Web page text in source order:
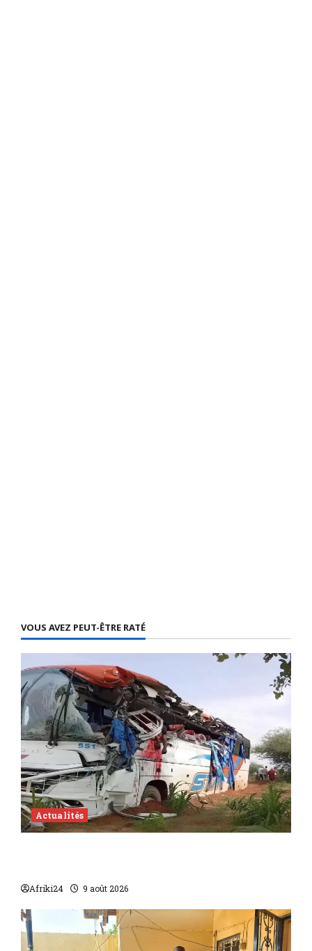
VOUS AVEZ PEUT-ÊTRE RATÉ
Actualités
Afriki24 9 août 2026